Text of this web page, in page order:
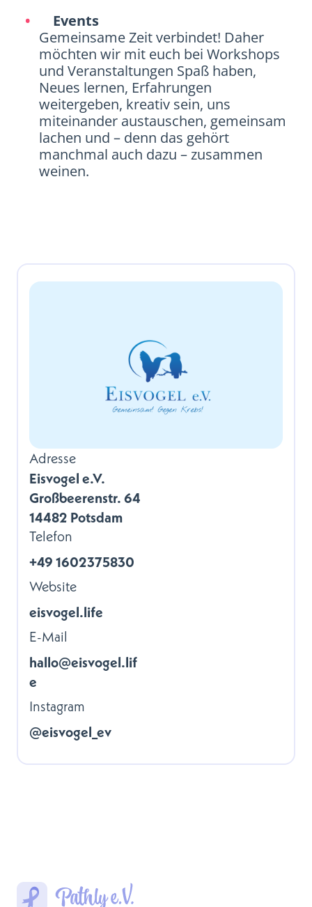
Events
Gemeinsame Zeit verbindet! Daher
möchten wir mit euch bei Workshops
und Veranstaltungen Spaß haben,
Neues lernen, Erfahrungen
weitergeben, kreativ sein, uns
miteinander austauschen, gemeinsam
lachen und – denn das gehört
manchmal auch dazu – zusammen
weinen.
Adresse
Eisvogel e.V.
Großbeerenstr. 64
14482 Potsdam
Telefon
+49 1602375830
Website
eisvogel.life
E-Mail
hallo@eisvogel.lif
e
Instagram
@eisvogel_ev